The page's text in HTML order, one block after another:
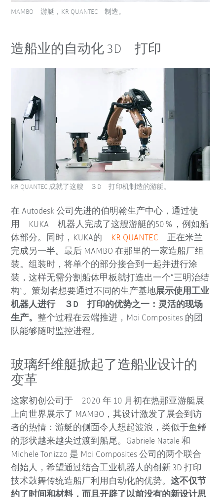
MAMBO 游艇，KR QUANTEC 制造。
造船业的自动化 3D 打印
在 Autodesk 公司先进的伯明翰生产中心，通过使
用 KUKA 机器人完成了这艘游艇的50％，例如船
体部分。同时，KUKA的
KR QUANTEC 正在米兰
完成另一半。最后 MAMBO 在那里的一家造船厂组
装。组装时，将单个的部分接合到一起并进行涂
装，这样无需分割船体甲板就打造出一个“三明治结
构”。策划者想要通过不同的生产基地展示使用工业
机器人进行 ３D 打印的优势之一：灵活的现场
生产。整个过程在云端推进，Moi Composites 的团
队能够随时监控进程。
KR QUANTEC 成就了这艘 ３D 打印机制造的游艇。
玻璃纤维艇掀起了造船业设计的
变革
这家初创公司于 2020 年 10 月初在热那亚游艇展
上向世界展示了 MAMBO，其设计激发了展会到访
者的热情：游艇的侧面令人想起波浪，类似于鱼鳍
的形状越来越尖过渡到船尾。Gabriele Natale 和
Michele Tonizzo 是 Moi Composites 公司的两个联合
创始人，希望通过结合工业机器人的创新 3D 打印
技术鼓舞传统造船厂利用自动化的优势。这不仅节
约了时间和材料，而且开辟了以前没有的新设计思